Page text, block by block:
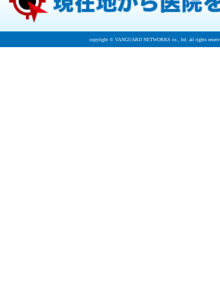
copyright © VANGUARD NETWORKS co., ltd. all rights